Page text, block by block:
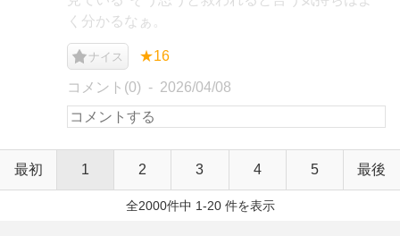
く分かるなぁ。
ナイス ★16
コメント(0) 2026/04/08
最初 1 2 3 4 5 最後
全2000件中 1-20 件を表示